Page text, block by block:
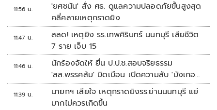
11:56 น.
'ยศชนัน' สั่ง ศธ. ดูแลความปลอดภัยขั้นสูงสุด
คลี่คลายเหตุกราดยิง
11:47 น.
สลด! เหตุยิง รร.เทพศิรินทร์ นนทบุรี เสียชีวิต
7 ราย เจ็บ 15
11:46 น.
นักร้องจัดให้ ยื่น ป.ป.ช.สอบจริยธรรม
'สส.พรรคส้ม' บิดเบือน เปิดความลับ 'บังเกอร์
ทหาร'
11:39 น.
นายกฯ เสียใจ เหตุกราดยิงรร.ย่านนนทบุรี แย่
มากไม่ควรเกิดขึ้น